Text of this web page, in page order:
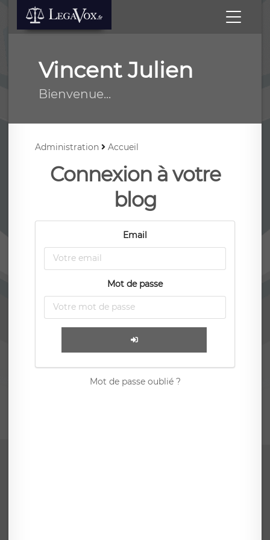
Vincent Julien
Bienvenue...
Administration Accueil
Connexion à votre
blog
Email
Mot de passe
Mot de passe oublié ?